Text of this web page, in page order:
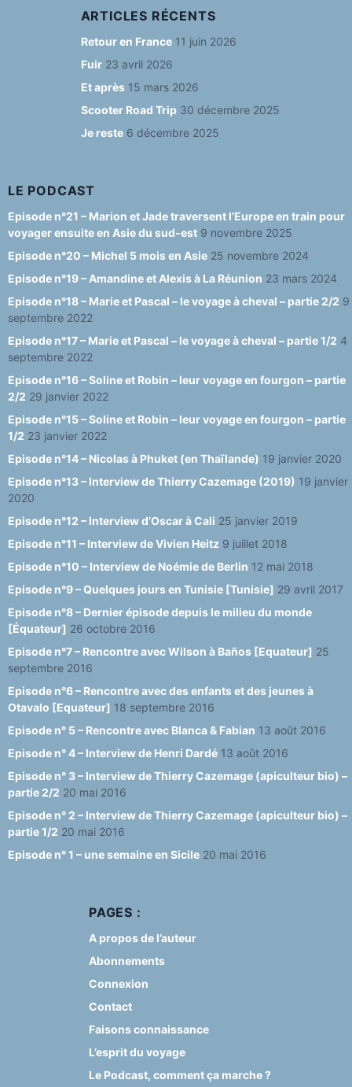
c
e
b
o
o
k
a
g
ra
m
e
s
y
T
e
n
n
el
ARTICLES RÉCENTS
Retour en France 11 juin 2026
Fuir 23 avril 2026
Et après 15 mars 2026
Scooter Road Trip 30 décembre 2025
Je reste 6 décembre 2025
LE PODCAST
Episode n°21 – Marion et Jade traversent l’Europe en train pour
voyager ensuite en Asie du sud-est 9 novembre 2025
Episode n°20 – Michel 5 mois en Asie 25 novembre 2024
Episode n°19 – Amandine et Alexis à La Réunion 23 mars 2024
Episode n°18 – Marie et Pascal – le voyage à cheval – partie 2/2 9
septembre 2022
Episode n°17 – Marie et Pascal – le voyage à cheval – partie 1/2 4
septembre 2022
Episode n°16 – Soline et Robin – leur voyage en fourgon – partie
2/2 29 janvier 2022
Episode n°15 – Soline et Robin – leur voyage en fourgon – partie
1/2 23 janvier 2022
Episode n°14 – Nicolas à Phuket (en Thaïlande) 19 janvier 2020
Episode n°13 – Interview de Thierry Cazemage (2019) 19 janvier
2020
Episode n°12 – Interview d’Oscar à Cali 25 janvier 2019
Episode n°11 – Interview de Vivien Heitz 9 juillet 2018
Episode n°10 – Interview de Noémie de Berlin 12 mai 2018
Episode n°9 – Quelques jours en Tunisie [Tunisie] 29 avril 2017
Episode n°8 – Dernier épisode depuis le milieu du monde
[Équateur] 26 octobre 2016
Episode n°7 – Rencontre avec Wilson à Baños [Equateur] 25
septembre 2016
Episode n°6 – Rencontre avec des enfants et des jeunes à
Otavalo [Equateur] 18 septembre 2016
Episode n° 5 – Rencontre avec Blanca & Fabian 13 août 2016
Episode n° 4 – Interview de Henri Dardé 13 août 2016
Episode n° 3 – Interview de Thierry Cazemage (apiculteur bio) –
partie 2/2 20 mai 2016
Episode n° 2 – Interview de Thierry Cazemage (apiculteur bio) –
partie 1/2 20 mai 2016
Episode n° 1 – une semaine en Sicile 20 mai 2016
PAGES :
A propos de l’auteur
Abonnements
Connexion
Contact
Faisons connaissance
L’esprit du voyage
Le Podcast, comment ça marche ?